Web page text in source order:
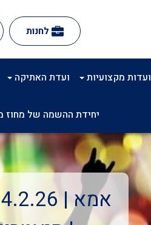
לחנות
ועדות מקצועיות ועדת האתיקה
יחידת ההשמה של מחוז